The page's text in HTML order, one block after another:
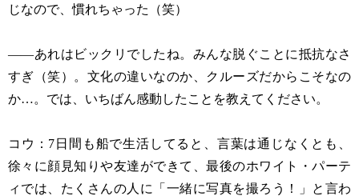
じなので、慣れちゃった（笑）
——あれはビックリでしたね。みんな脱ぐことに抵抗なさ
すぎ（笑）。文化の違いなのか、クルーズだからこそなの
か…。では、いちばん感動したことを教えてください。
コウ：7日間も船で生活してると、言葉は通じなくとも、
徐々に顔見知りや友達ができて、最後のホワイト・パーテ
ィでは、たくさんの人に「一緒に写真を撮ろう！」と言わ